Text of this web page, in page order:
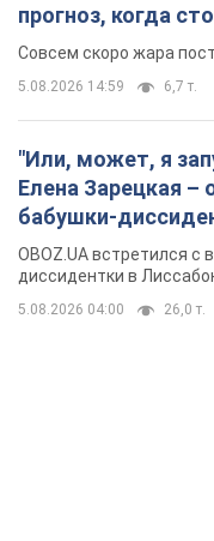
прогноз, когда
изменения погоды
Совсем скоро жара
5.08.2026 14:59 6,7 т.
"Или, может, я
Елена Зарецкая –
бабушки-
Горской, критике
бегстве в
детьми
OBOZ.UA встретился с
диссидентки в
5.08.2026 04:00 26,0 т.